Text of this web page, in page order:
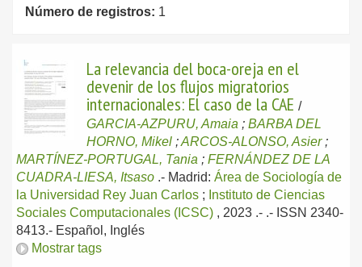
Número de registros: 1
La relevancia del boca-oreja en el
devenir de los flujos migratorios
internacionales: El caso de la CAE /
GARCIA-AZPURU, Amaia ; BARBA DEL
HORNO, Mikel ;ARCOS-ALONSO, Asier;
MARTÍNEZ-PORTUGAL, Tania ; FERNÁNDEZ DE LA
CUADRA-LIESA, Itsaso .- Madrid: Área de Sociología de
la Universidad Rey Juan Carlos ; Instituto de Ciencias
Sociales Computacionales (ICSC) , 2023 .- .- ISSN 2340-
8413.- Español, Inglés
Mostrar tags